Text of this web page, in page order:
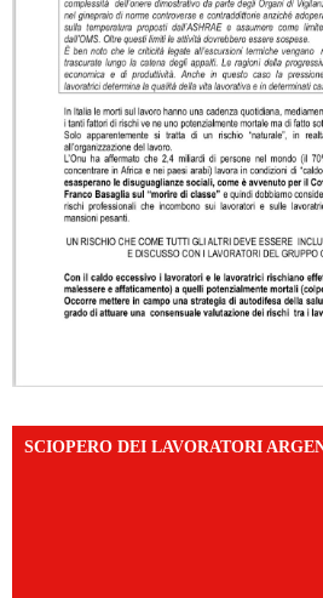
SCIOPERO DEI LAVORATORI